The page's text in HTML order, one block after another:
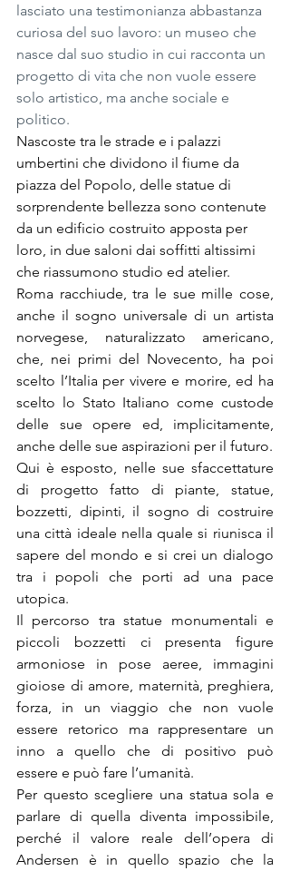
lasciato una testimonianza abbastanza
curiosa del suo lavoro: un museo che
nasce dal suo studio in cui racconta un
progetto di vita che non vuole essere
solo artistico, ma anche sociale e
politico.
Nascoste tra le strade e i palazzi
umbertini che dividono il fiume da
piazza del Popolo, delle statue di
sorprendente bellezza sono contenute
da un edificio costruito apposta per
loro, in due saloni dai soffitti altissimi
che riassumono studio ed atelier.
Roma racchiude, tra le sue mille cose,
anche il sogno universale di un artista
norvegese, naturalizzato americano,
che, nei primi del Novecento, ha poi
scelto l’Italia per vivere e morire, ed ha
scelto lo Stato Italiano come custode
delle sue opere ed, implicitamente,
anche delle sue aspirazioni per il futuro.
Qui è esposto, nelle sue sfaccettature
di progetto fatto di piante, statue,
bozzetti, dipinti, il sogno di costruire
una città ideale nella quale si riunisca il
sapere del mondo e si crei un dialogo
tra i popoli che porti ad una pace
utopica.
Il percorso tra statue monumentali e
piccoli bozzetti ci presenta figure
armoniose in pose aeree, immagini
gioiose di amore, maternità, preghiera,
forza, in un viaggio che non vuole
essere retorico ma rappresentare un
inno a quello che di positivo può
essere e può fare l’umanità.
Per questo scegliere una statua sola e
parlare di quella diventa impossibile,
perché il valore reale dell’opera di
Andersen è in quello spazio che la